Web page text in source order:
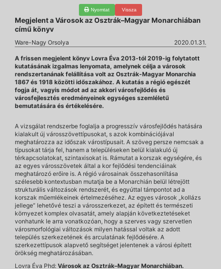
Nyomtat Vissza
Megjelent a Városok az Osztrák–Magyar Monarchiában
című könyv
Ware-Nagy Orsolya 2020.01.31.
A frissen megjelent könyv Lovra Éva 2013-tól 2019-ig folytatott
kutatásának izgalmas lenyomata, amelynek célja a városok
rendszertanának felállítása volt az Osztrák-Magyar Monarchia
1867 és 1918 közötti időszakához. A kutatás a régió egészét
fogja át, vagyis módot ad az akkori városfejlődés és
városfejlesztés eredményeinek egységes szemléletű
bemutatására és értékelésére.
A vizsgálat rendszerbe foglalja a progresszív városfejlődés hatására
kialakult új városszövettípusokat, s azok kombinációjával
meghatározza az időszak várostípusait. A szöveg persze nemcsak a
típusokat tárja fel, hanem a településeken belül kialakuló új
térkapcsolatokat, szintaxisokat is. Rámutat a korszak egységére, és
az egyes városszövetek által a kor fejlődési tendenciáinak
meghatározó erőire is. A régió városainak összehasonlítása
szélesebb kontextusban mutatja be a Monarchián belül létrejött
strukturális változások rendszerét, és egyúttal támpontot ad a
korszak műemlékeinek értelmezéséhez. Az egyes városok „kollázs
jellege” lehetővé teszi a városszerkezet, az épített és természeti
környezet komplex olvasatát, amely alapján következtetéseket
vonhatunk le arra vonatkozóan, hogy a szerves vagy szervetlen
városmorfológiai változások milyen hatással voltak az adott
település szerkezetének és arculatának fejlődésére. A
szerkezettípusok alapvető segítséget jelentenek a városi épített
örökség meghatározásában.
Lovra Éva Phd: Városok az Osztrák–Magyar Monarchiában.